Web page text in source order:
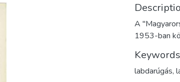
A
1953-ban
Keywords
labdarúgás,